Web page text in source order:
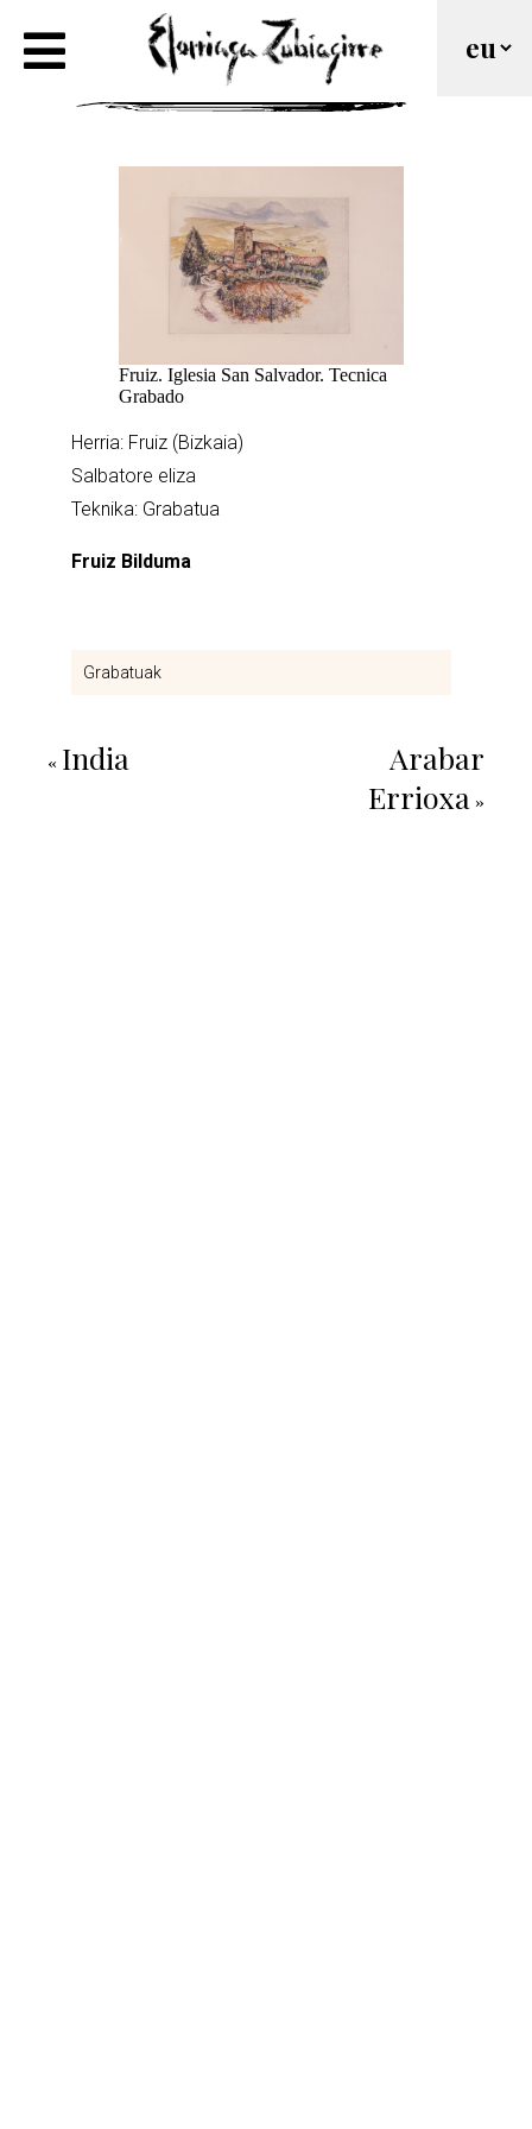
Fruiz. Salbatore eliza
Fruiz. Iglesia San Salvador. Tecnica
Grabado
Herria: Fruiz (Bizkaia)
Salbatore eliza
Teknika: Grabatua
Fruiz Bilduma
Grabatuak
« India
Arabar
Errioxa »